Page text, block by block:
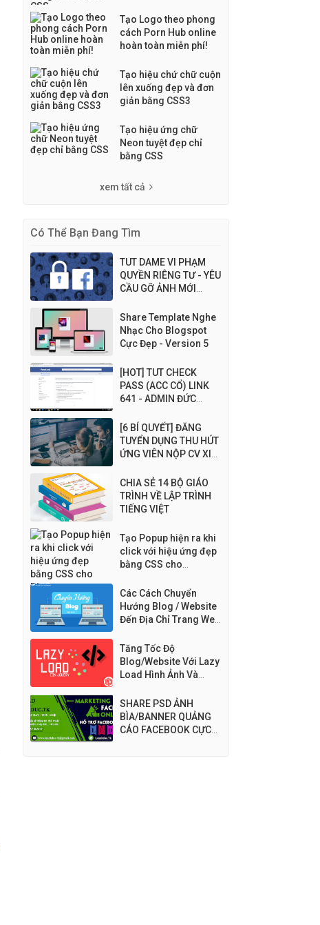
Tạo Logo theo phong
cách Porn Hub online
hoàn toàn miễn phí!
Tạo hiệu chứ chữ cuộn
lên xuống đẹp và đơn
giản bằng CSS3
Tạo hiệu ứng chữ
Neon tuyệt đẹp chỉ
bằng CSS
xem tất cả
Có Thể Bạn Đang Tìm
TUT DAME VI PHẠM
QUYỀN RIÊNG TƯ - YÊU
CẦU GỠ ẢNH MỚI
Share Template Nghe
Nhạc Cho Blogspot
Cực Đẹp - Version 5
[HOT] TUT CHECK
PASS (ACC CỔ) LINK
641 - ADMIN ĐỨC
[6 BÍ QUYẾT] ĐĂNG
TUYỂN DỤNG THU HÚT
ỨNG VIÊN NỘP CV XIN
CHIA SẺ 14 BỘ GIÁO
TRÌNH VỀ LẬP TRÌNH
TIẾNG VIỆT
Tạo Popup hiện ra khi
click với hiệu ứng đẹp
bằng CSS cho
Các Cách Chuyển
Hướng Blog / Website
Đến Địa Chỉ Trang Web
URL - Auto Redirect
Tăng Tốc Độ
Blog/Website Với Lazy
Load Hình Ảnh Và
SHARE PSD ẢNH
BÌA/BANNER QUẢNG
CÁO FACEBOOK CỰC